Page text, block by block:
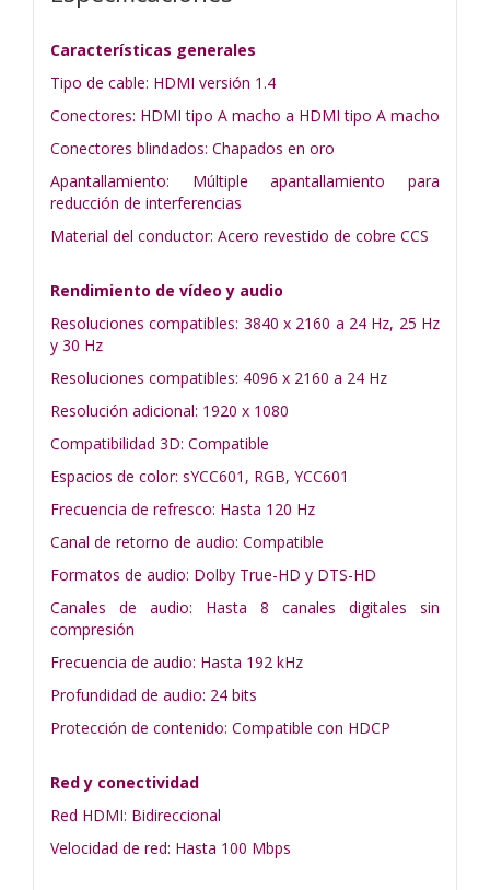
Características generales
Tipo de cable: HDMI versión 1.4
Conectores: HDMI tipo A macho a HDMI tipo A macho
Conectores blindados: Chapados en oro
Apantallamiento: Múltiple apantallamiento para
reducción de interferencias
Material del conductor: Acero revestido de cobre CCS
Rendimiento de vídeo y audio
Resoluciones compatibles: 3840 x 2160 a 24 Hz, 25 Hz
y 30 Hz
Resoluciones compatibles: 4096 x 2160 a 24 Hz
Resolución adicional: 1920 x 1080
Compatibilidad 3D: Compatible
Espacios de color: sYCC601, RGB, YCC601
Frecuencia de refresco: Hasta 120 Hz
Canal de retorno de audio: Compatible
Formatos de audio: Dolby True-HD y DTS-HD
Canales de audio: Hasta 8 canales digitales sin
compresión
Frecuencia de audio: Hasta 192 kHz
Profundidad de audio: 24 bits
Protección de contenido: Compatible con HDCP
Red y conectividad
Red HDMI: Bidireccional
Velocidad de red: Hasta 100 Mbps